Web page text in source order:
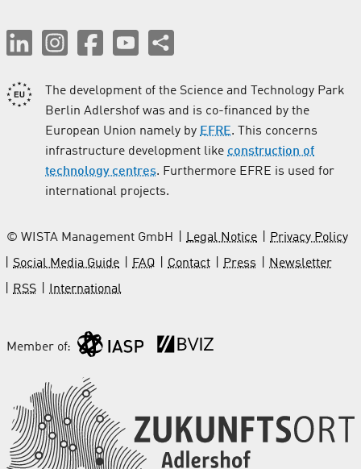
The development of the Science and Technology Park
Berlin Adlershof was and is co-financed by the
European Union namely by EFRE. This concerns
infrastructure development like construction of
technology centres. Furthermore EFRE is used for
international projects.
© WISTA Management GmbH Legal Notice
Privacy Policy
Social Media Guide
FAQ Contact Press
Newsletter
RSS
International
Member of: